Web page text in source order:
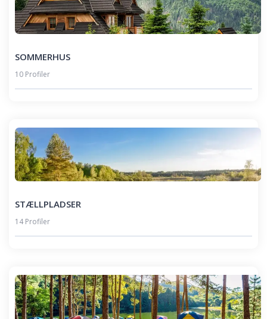
SOMMERHUS
10 Profiler
STÆLLPLADSER
14 Profiler